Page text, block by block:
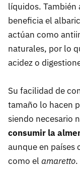
líquidos.
beneficia el
actúan como
naturales, por lo
acidez o
Su facilidad de
tamaño lo hacen
siendo necesario
consumir la
aunque en países
como el amaretto.